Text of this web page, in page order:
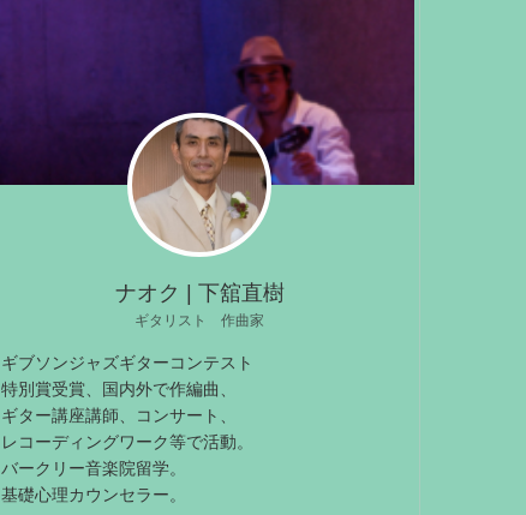
ナオク | 下舘直樹
ギタリスト 作曲家
ギブソンジャズギターコンテスト
特別賞受賞、国内外で作編曲、
ギター講座講師、コンサート、
レコーディングワーク等で活動。
バークリー音楽院留学。
基礎心理カウンセラー。